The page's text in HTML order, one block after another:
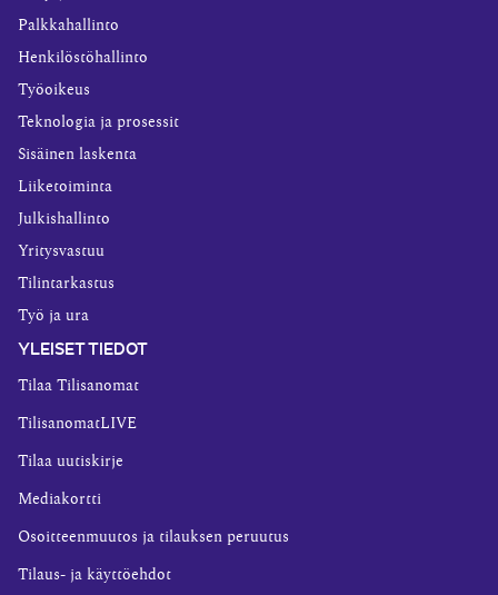
Palkkahallinto
Henkilöstöhallinto
Työoikeus
Teknologia ja prosessit
Sisäinen laskenta
Liiketoiminta
Julkishallinto
Yritysvastuu
Tilintarkastus
Työ ja ura
YLEISET TIEDOT
Tilaa Tilisanomat
TilisanomatLIVE
Tilaa uutiskirje
Mediakortti
Osoitteenmuutos ja tilauksen peruutus
Tilaus- ja käyttöehdot